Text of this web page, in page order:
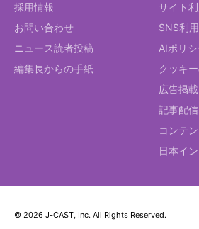
採用情報
お問い合わせ
ニュース読者投稿
編集長からの手紙
サイト
SNS利
AIポリ
クッキ
広告掲載
記事配信
コンテ
日本イ
© 2026 J-CAST, Inc. All Rights Reserved.